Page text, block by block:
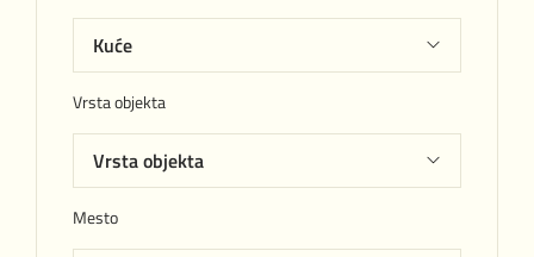
Vrsta objekta
Mesto